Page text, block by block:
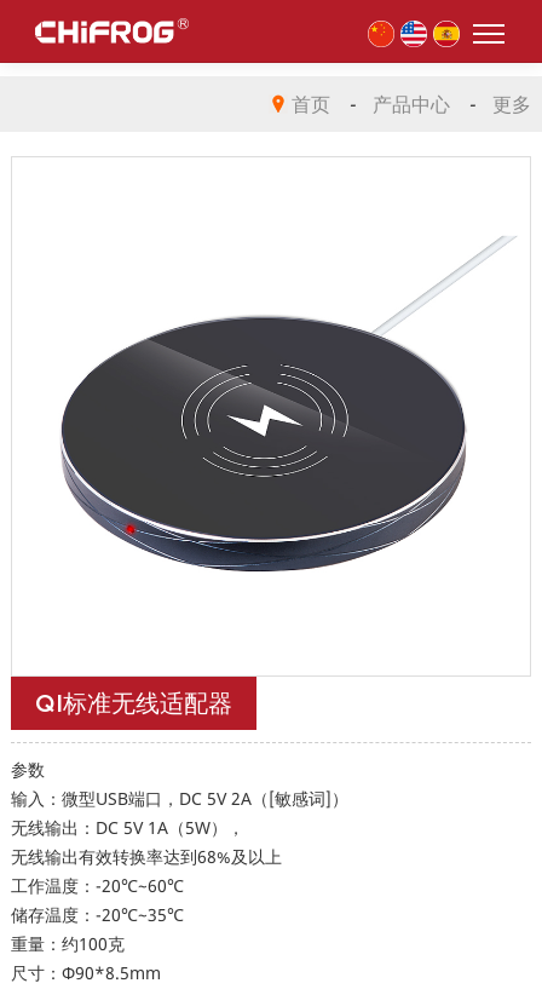
首页 - 产品中心 - 更多
QI标准无线适配器
参数
输入：微型USB端口，DC 5V 2A（[敏感词]）
无线输出：DC 5V 1A（5W），
无线输出有效转换率达到68%及以上
工作温度：-20℃~60℃
储存温度：-20℃~35℃
重量：约100克
尺寸：Φ90*8.5mm